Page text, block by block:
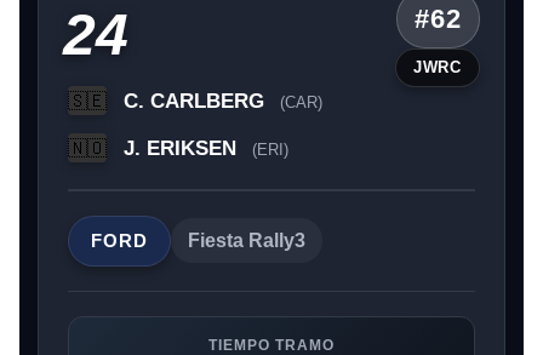
24 #62
JWRC
🇸🇪 C. CARLBERG (CAR)
🇳🇴 J. ERIKSEN (ERI)
FORD Fiesta Rally3
TIEMPO TRAMO